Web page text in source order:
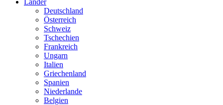
Deutschland
Österreich
Schweiz
Tschechien
Frankreich
Ungarn
Italien
Griechenland
Spanien
Niederlande
Belgien